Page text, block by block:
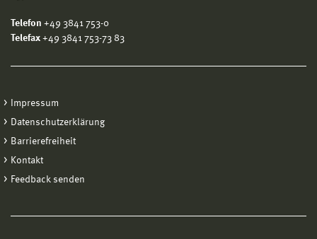
Telefon +49 3841 753-0
Telefax +49 3841 753-73 83
Impressum
Datenschutzerklärung
Barrierefreiheit
Kontakt
Feedback senden